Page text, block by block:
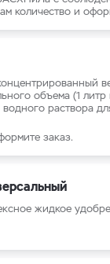
удобрения
количество и
объема (1 литр
раствора
заказ.
жидкое